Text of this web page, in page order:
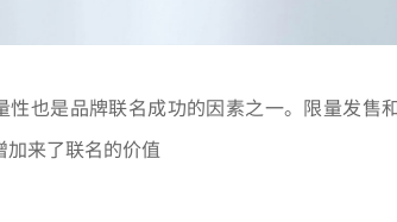
性也是品牌联名成功的因素之一。限量发
加来了联名的价值